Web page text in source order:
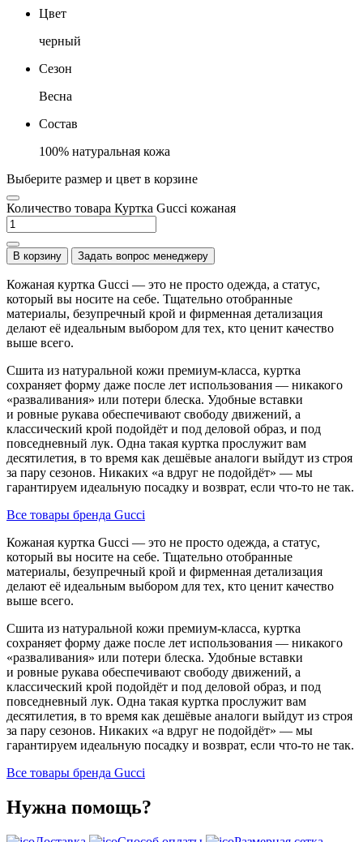
Цвет
черный
Сезон
Весна
Состав
100% натуральная кожа
Выберите размер и цвет в корзине
Количество товара Куртка Gucci кожаная
В корзину Задать вопрос менеджеру
Кожаная куртка Gucci — это не просто одежда, а статус,
который вы носите на себе. Тщательно отобранные
материалы, безупречный крой и фирменная детализация
делают её идеальным выбором для тех, кто ценит качество
выше всего.
Сшита из натуральной кожи премиум-класса, куртка
сохраняет форму даже после лет использования — никакого
«разваливания» или потери блеска. Удобные вставки
и ровные рукава обеспечивают свободу движений, а
классический крой подойдёт и под деловой образ, и под
повседневный лук. Одна такая куртка прослужит вам
десятилетия, в то время как дешёвые аналоги выйдут из строя
за пару сезонов. Никаких «а вдруг не подойдёт» — мы
гарантируем идеальную посадку и возврат, если что-то не так.
Все товары бренда Gucci
Кожаная куртка Gucci — это не просто одежда, а статус,
который вы носите на себе. Тщательно отобранные
материалы, безупречный крой и фирменная детализация
делают её идеальным выбором для тех, кто ценит качество
выше всего.
Сшита из натуральной кожи премиум-класса, куртка
сохраняет форму даже после лет использования — никакого
«разваливания» или потери блеска. Удобные вставки
и ровные рукава обеспечивают свободу движений, а
классический крой подойдёт и под деловой образ, и под
повседневный лук. Одна такая куртка прослужит вам
десятилетия, в то время как дешёвые аналоги выйдут из строя
за пару сезонов. Никаких «а вдруг не подойдёт» — мы
гарантируем идеальную посадку и возврат, если что-то не так.
Все товары бренда Gucci
Нужна помощь?